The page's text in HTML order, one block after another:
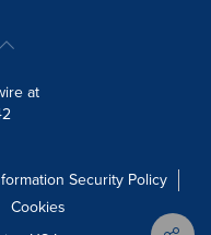
at
Security Policy
Cookies